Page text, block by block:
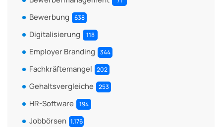
Bewerbung 638
Digitalisierung 118
Employer Branding 344
Fachkräftemangel 202
Gehaltsvergleiche 253
HR-Software 194
Jobbörsen 1.176